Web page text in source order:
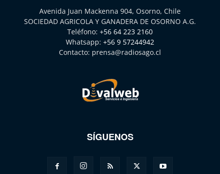
Avenida Juan Mackenna 904, Osorno, Chile
SOCIEDAD AGRICOLA Y GANADERA DE OSORNO A.G.
Teléfono: +56 64 223 2160
Whatsapp: +56 9 57244942
Contacto: prensa@radiosago.cl
SÍGUENOS